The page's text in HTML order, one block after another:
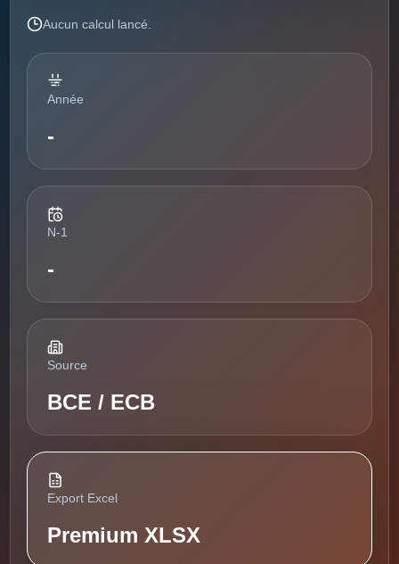
Aucun calcul lancé.
Année
-
N-1
-
Source
BCE / ECB
Export Excel
Premium XLSX